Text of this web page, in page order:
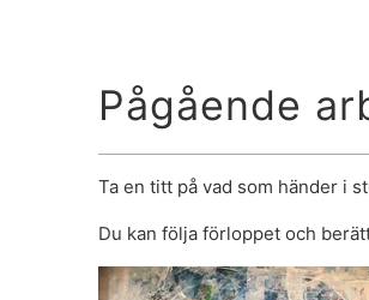
Pågående
Ta en titt på vad som händer i
Du kan följa förloppet och